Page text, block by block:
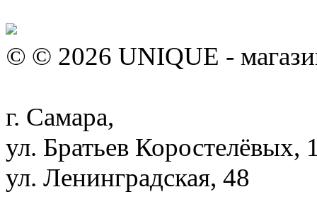
© © 2026 UNIQUE -
г. Самара,
ул. Братьев Коростелёвых,
ул. Ленинградская, 48